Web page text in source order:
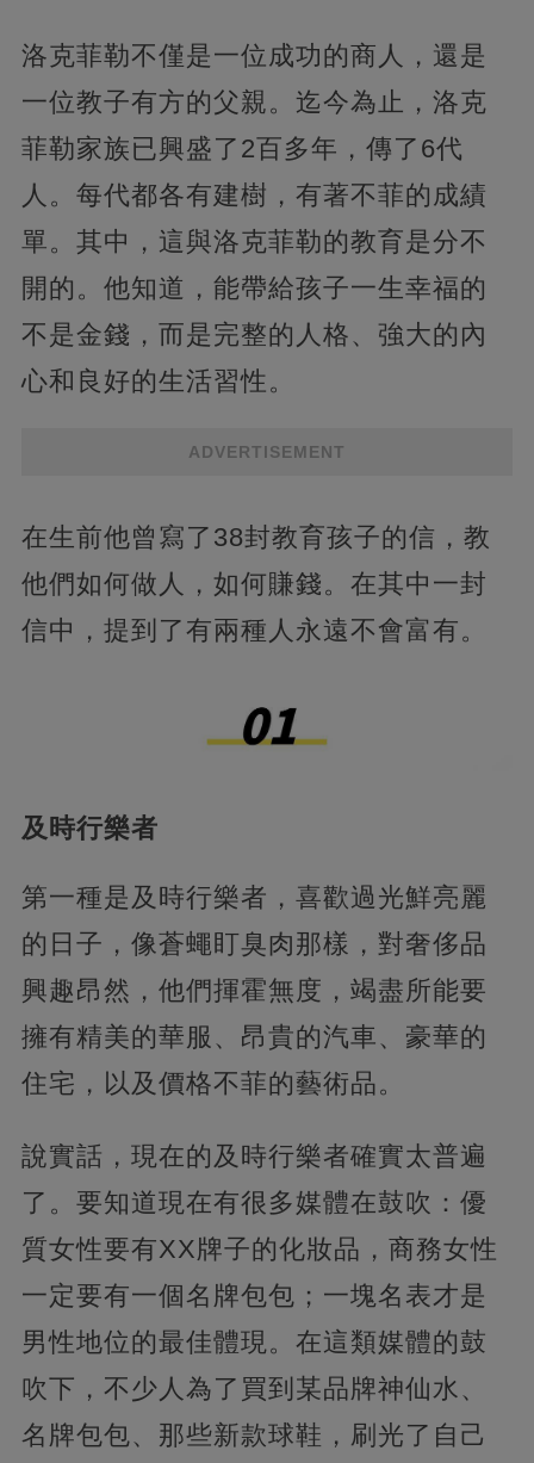
洛克菲勒不僅是一位成功的商人，還是
一位教子有方的父親。迄今為止，洛克
菲勒家族已興盛了2百多年，傳了6代
人。每代都各有建樹，有著不菲的成績
單。其中，這與洛克菲勒的教育是分不
開的。他知道，能帶給孩子一生幸福的
不是金錢，而是完整的人格、強大的內
心和良好的生活習性。
ADVERTISEMENT
在生前他曾寫了38封教育孩子的信，教
他們如何做人，如何賺錢。在其中一封
信中，提到了有兩種人永遠不會富有。
及時行樂者
第一種是及時行樂者，喜歡過光鮮亮麗
的日子，像蒼蠅盯臭肉那樣，對奢侈品
興趣昂然，他們揮霍無度，竭盡所能要
擁有精美的華服、昂貴的汽車、豪華的
住宅，以及價格不菲的藝術品。
說實話，現在的及時行樂者確實太普遍
了。要知道現在有很多媒體在鼓吹：優
質女性要有XX牌子的化妝品，商務女性
一定要有一個名牌包包；一塊名表才是
男性地位的最佳體現。在這類媒體的鼓
吹下，不少人為了買到某品牌神仙水、
名牌包包、那些新款球鞋，刷光了自己